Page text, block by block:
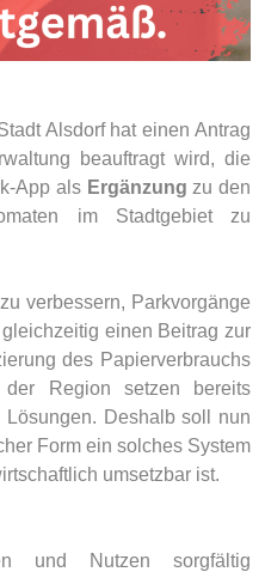
Alsdorf hat einen Antrag
beauftragt wird, die
App als Ergänzung zu den
im Stadtgebiet zu
verbessern, Parkvorgänge
einen Beitrag zur
des Papierverbrauchs
Region setzen bereits
Deshalb soll nun
Form ein solches System
umsetzbar ist.
und Nutzen sorgfältig